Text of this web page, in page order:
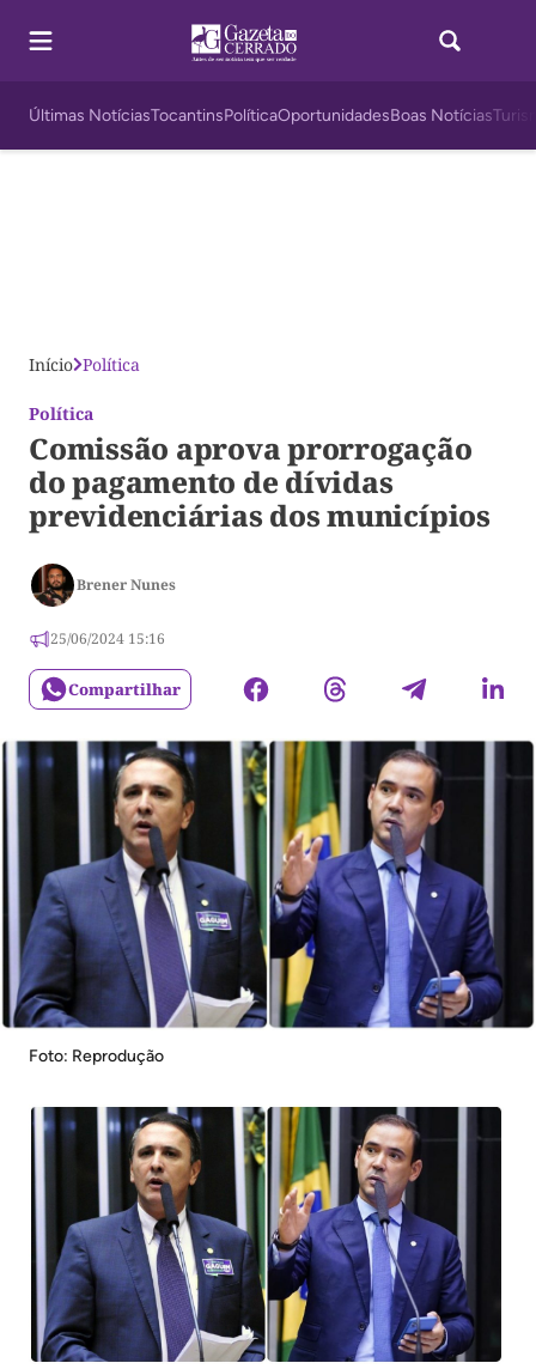
Últimas NotíciasTocantinsPolíticaOportunidadesBoas Notícias
Início Política
Política
Comissão aprova prorrogação
do pagamento de dívidas
previdenciárias dos municípios
Brener Nunes
25/06/2024 15:16
Compartilhar
Foto: Reprodução